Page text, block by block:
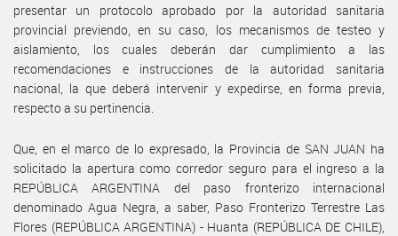
presentar un protocolo aprobado por la autoridad sanitaria
provincial previendo, en su caso, los mecanismos de testeo y
aislamiento, los cuales deberán dar cumplimiento a las
recomendaciones e instrucciones de la autoridad sanitaria
nacional, la que deberá intervenir y expedirse, en forma previa,
respecto a su pertinencia.
Que, en el marco de lo expresado, la Provincia de SAN JUAN ha
solicitado la apertura como corredor seguro para el ingreso a la
REPÚBLICA ARGENTINA del paso fronterizo internacional
denominado Agua Negra, a saber, Paso Fronterizo Terrestre Las
Flores (REPÚBLICA ARGENTINA) - Huanta (REPÚBLICA DE CHILE),